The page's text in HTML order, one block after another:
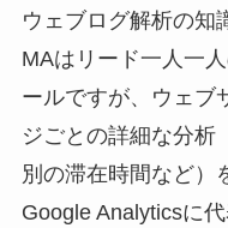
ウェブログ解析の知
MAはリード一人一
ールですが、ウェブ
ジごとの詳細な分析
別の滞在時間など）
Google Analyticsに